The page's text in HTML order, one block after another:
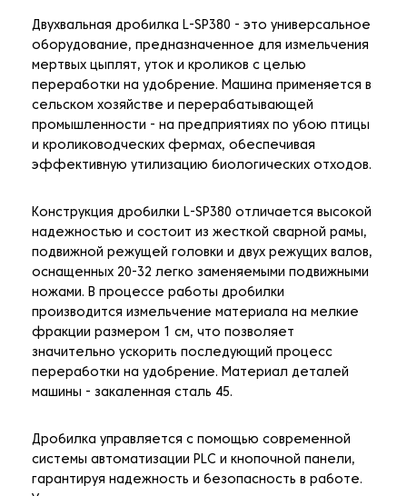
Двухвальная дробилка L-SP380 - это универсальное
оборудование, предназначенное для измельчения
мертвых цыплят, уток и кроликов с целью
переработки на удобрение. Машина применяется в
сельском хозяйстве и перерабатывающей
промышленности - на предприятиях по убою птицы
и кролиководческих фермах, обеспечивая
эффективную утилизацию биологических отходов.
Конструкция дробилки L-SP380 отличается высокой
надежностью и состоит из жесткой сварной рамы,
подвижной режущей головки и двух режущих валов,
оснащенных 20-32 легко заменяемыми подвижными
ножами. В процессе работы дробилки
производится измельчение материала на мелкие
фракции размером 1 см, что позволяет
значительно ускорить последующий процесс
переработки на удобрение. Материал деталей
машины - закаленная сталь 45.
Дробилка управляется с помощью современной
системы автоматизации PLC и кнопочной панели,
гарантируя надежность и безопасность в работе.